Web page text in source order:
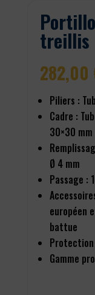
treillis
282,00
Piliers :
Cadre :
30×30 mm
Ø 4 mm
Passage :
européen
battue
Gamme